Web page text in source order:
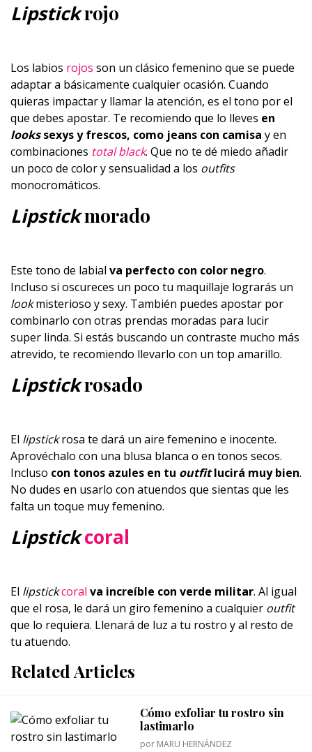
Lipstickrojo
Los labios rojos son un clásico femenino que se puede
adaptar a básicamente cualquier ocasión. Cuando
quieras impactar y llamar la atención, es el tono por el
que debes apostar. Te recomiendo que lo lleves en
lookssexys y frescos, como jeans con camisa y en
combinaciones total black. Que no te dé miedo añadir
un poco de color y sensualidad a los outfits
monocromáticos.
Lipstickmorado
Este tono de labial va perfecto con color negro.
Incluso si oscureces un poco tu maquillaje lograrás un
lookmisterioso y sexy. También puedes apostar por
combinarlo con otras prendas moradas para lucir
super linda. Si estás buscando un contraste mucho más
atrevido, te recomiendo llevarlo con un top amarillo.
Lipstickrosado
El lipstickrosa te dará un aire femenino e inocente.
Aprovéchalo con una blusa blanca o en tonos secos.
Incluso con tonos azules en tu outfitlucirá muy bien.
No dudes en usarlo con atuendos que sientas que les
falta un toque muy femenino.
Lipstickcoral
El lipstickcoral va increíble con verde militar. Al igual
que el rosa, le dará un giro femenino a cualquier outfit
que lo requiera. Llenará de luz a tu rostro y al resto de
tu atuendo.
Related Articles
Cómo exfoliar tu rostro sin
lastimarlo
por MARU HERNÁNDEZ